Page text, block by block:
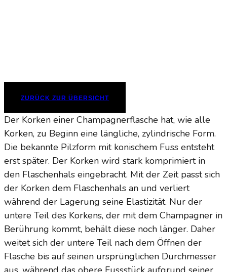
ZURÜCK ZUR ÜBERSICHT
Der Korken einer Champagnerflasche hat, wie alle
Korken, zu Beginn eine längliche, zylindrische Form.
Die bekannte Pilzform mit konischem Fuss entsteht
erst später. Der Korken wird stark komprimiert in
den Flaschenhals eingebracht. Mit der Zeit passt sich
der Korken dem Flaschenhals an und verliert
während der Lagerung seine Elastizität. Nur der
untere Teil des Korkens, der mit dem Champagner in
Berührung kommt, behält diese noch länger. Daher
weitet sich der untere Teil nach dem Öffnen der
Flasche bis auf seinen ursprünglichen Durchmesser